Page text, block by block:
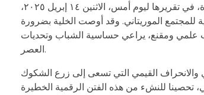
كشفت خلية مراقبة المحتوى ومكافحة الجرائم السيبرانية، التابعة لوزارة التحول الرقمي وعصرنة الإدارة، في تقريرها ليوم أمس، الاثنين ١٤ إبريل ٢٠٢٥،
الموريتاني. وقد أوصت الخلية بضرورة
علمي ومقنع، يراعي حساسية الشباب وتحديات
العصر.
القيمي التي تسعى إلى زرع الشكوك